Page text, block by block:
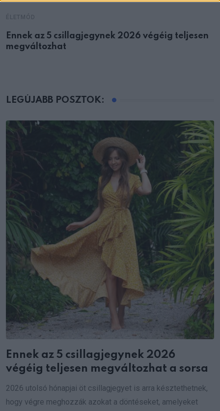
Ennek az 5 csillagjegynek 2026 végéig teljesen
megváltozhat
LEGÚJABB POSZTOK:
Ennek az 5 csillagjegynek 2026
végéig teljesen megváltozhat a sorsa
2026 utolsó hónapjai öt csillagjegyet is arra késztethetnek,
hogy végre meghozzák azokat a döntéseket, amelyeket